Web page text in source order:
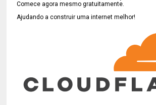
Comece agora mesmo gratuitamente.
Ajudando a construir uma internet melhor!